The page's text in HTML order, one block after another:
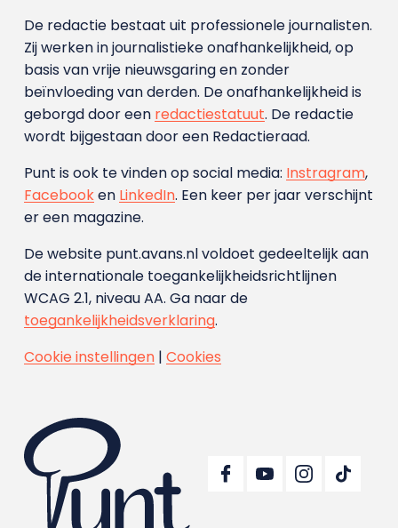
De redactie bestaat uit professionele journalisten.
Zij werken in journalistieke onafhankelijkheid, op
basis van vrije nieuwsgaring en zonder
beïnvloeding van derden. De onafhankelijkheid is
geborgd door een redactiestatuut. De redactie
wordt bijgestaan door een Redactieraad.
Punt is ook te vinden op social media: Instragram,
Facebooken LinkedIn. Een keer per jaar verschijnt
er een magazine.
De website punt.avans.nl voldoet gedeeltelijk aan
de internationale toegankelijkheidsrichtlijnen
WCAG 2.1, niveau AA. Ga naar de
toegankelijkheidsverklaring.
Cookie instellingen| Cookies